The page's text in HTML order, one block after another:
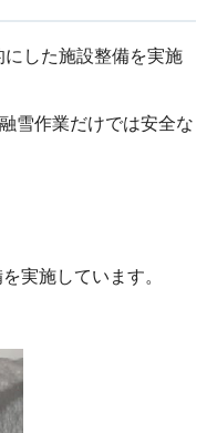
した施設整備を実施
雪作業だけでは安全な
実施しています。